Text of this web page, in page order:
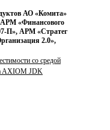
АО «Комита»
«Финансового
П», АРМ «Стратег
2.0»,
со средой
AXIOM JDK